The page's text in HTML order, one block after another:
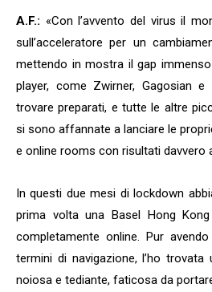
A.F.: «Con l’avvento del virus il
sull’acceleratore per un
mettendo in mostra il gap
player, come Zwirner, Gagosian
trovare preparati, e tutte le altre
si sono affannate a lanciare le
e online rooms con risultati davvero
In questi due mesi di lockdown
prima volta una Basel Hong
completamente online. Pur
termini di navigazione, l’ho trovata
noiosa e tediante, faticosa da